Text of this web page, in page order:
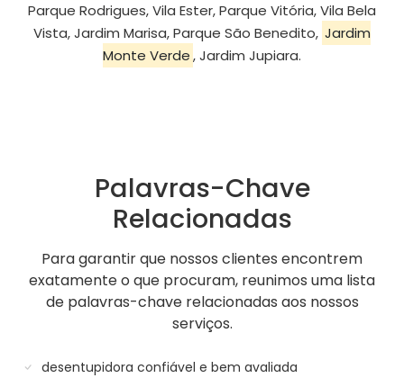
Parque Rodrigues, Vila Ester, Parque Vitória, Vila Bela
Vista, Jardim Marisa, Parque São Benedito, Jardim
Monte Verde, Jardim Jupiara.
Palavras-Chave
Relacionadas
Para garantir que nossos clientes encontrem
exatamente o que procuram, reunimos uma lista
de palavras-chave relacionadas aos nossos
serviços.
desentupidora confiável e bem avaliada